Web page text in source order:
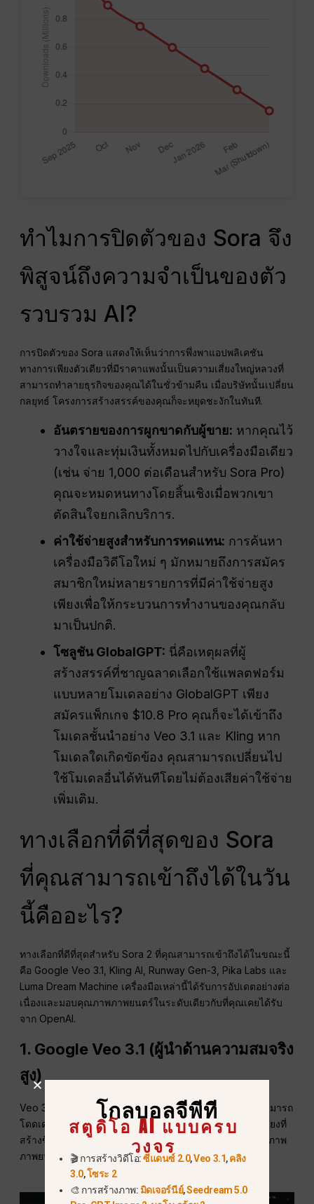
ทำไมการปิดตัวของ Sora จึง
พิสูจน์ถึงความจำเป็นของตัว
รวบรวม AI?
การปิดตัวของ Sora แสดงให้เห็นว่าการพึ่งพาแอปพลิเคชัน
ทางการเพียงตัวเดียวที่มีราคาแพงนั้นเป็นความเสี่ยงใหญ่หลวงที่
สามารถทำลายธุรกิจของคุณได้ในชั่วข้ามคืน เมื่อบริษัทนั้นเปลี่ยน
กลยุทธ์ โครงการสร้างสรรค์ของคุณก็จะหยุดชะงักในทันที.
อันตรายของการผูกขาดกับผู้ขาย: หากคุณไว้
วางใจและทุ่มเงินทั้งหมดไปกับเครื่องมือเดียว
(เช่น จ่าย 1,000 ต่อเดือนสำหรับ Sora Pro)
คุณจะหมดหนทางโดยสิ้นเชิงเมื่อพวกเขา
ตัดสินใจยกเลิกบริการ.
ค่าใช้จ่ายสูงสำหรับการทดแทน: การค้นหา
เครื่องมือวิดีโอใหม่ ๆ มักหมายถึงการสมัคร
สมาชิกใหม่หลายรายการที่มีค่าใช้จ่ายสูง
เพียงเพื่อให้กระบวนการทำงานของคุณกลับ
มาเป็นปกติ.
โซลูชัน GlobalGPT: นี่คือเหตุผลที่ผู้
สร้างสรรค์ที่ชาญฉลาดเลือกใช้แพลตฟอร์ม
แบบหลายโมเดลอย่าง GlobalGPT เพียง
สมัครแพ็กเกจ $10.8 Pro คุณก็จะได้เข้าถึง
โมเดลชั้นนำอย่าง Veo 3.1 และ Kling หาก
โมเดลใดเกิดขัดข้อง คุณสามารถเปลี่ยนไป
ใช้โมเดลอื่นได้ทันทีโดยไม่ต้องเสียค่าใช้จ่าย
เพิ่มเติม.
ทางเลือกที่ดีที่สุดของ Sora
ที่คุณสามารถเข้าถึงได้ในวัน
นี้คืออะไร?
ทางเลือกที่ดีที่สุดสำหรับ Sora 2 ที่คุณสามารถเข้าถึงได้ในขณะนี้
คือ Google Veo 3.1, Kling AI, Runway Gen-3, Pika Labs และ
Luma Dream Machine เครื่องมือเหล่านี้ได้รับการอัปเดตอย่างต่อ
เนื่องและมอบคุณภาพภาพยนตร์ในระดับเดียวกับที่คุณเคยได้รับ
จาก OpenAI.
1. Google Veo 3.1 (ผู้นำด้านความสมจริง
สูง)
Veo 3.1 เป็นโมเดลวิดีโอระดับสูงสุดของ Google มีความสามารถ
โดดเด่นในการเข้าใจคำสั่งที่ซับซ้อนและสร้างวิดีโอพร้อมเสียงที่
สร้างขึ้นโดยตรง ปัจจุบันเป็นทางเลือกที่ใกล้เคียงที่สุดกับคุณภาพ
ภาพยนตร์ของ Sora.
โกลบอลจีพีที
สตูดิโอ AI แบบครบ
วงจร
🎬 การสร้างวิดีโอ:ซีแดนซ์ 2.0,Veo 3.1,คลิง
3.0,โซระ 2
🎨 การสร้างภาพ: มิดเจอร์นีย์,Seedream 5.0